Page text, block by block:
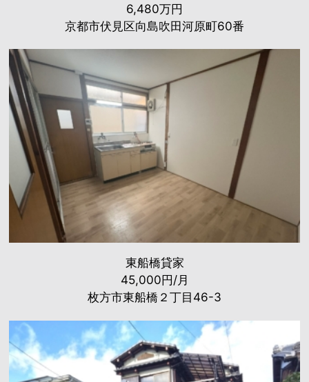
6,480万円
京都市伏見区向島吹田河原町60番
東船橋貸家
45,000円/月
枚方市東船橋２丁目46-3